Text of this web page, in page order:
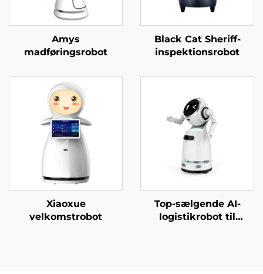
Amys
madføringsrobot
Black Cat Sheriff-
inspektionsrobot
Xiaoxue
velkomstrobot
Top-sælgende AI-
logistikrobot til